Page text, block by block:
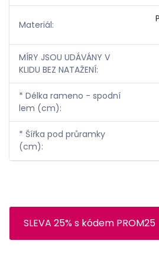
Materiál:
MÍRY JSOU UDÁVÁNY V
KLIDU BEZ NATAŽENÍ:
* Délka rameno - spodní
lem (cm):
* Šířka pod průramky
(cm):
SLEVA 25% s kódem PROM25